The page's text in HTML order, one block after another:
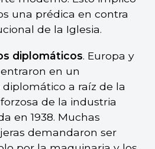
una prédica en contra
de la Iglesia.
diplomáticos. Europa y
en un
a raíz de la
de la industria
en 1938. Muchas
demandaron ser